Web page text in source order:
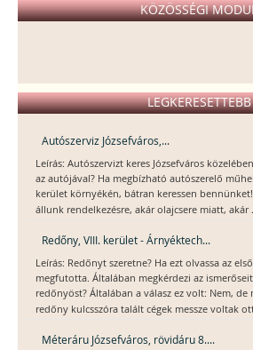
KÖZÖSSÉGI
LEGKERESETTEBB
Autószerviz Józsefváros,...
Leírás: Autószervizt keres Józsefváros
az autójával? Ha megbízható autószerelő
kerület környékén, bátran keressen
állunk rendelkezésre, akár olajcsere miatt, akár
Redőny, VIII. kerület - Árnyéktech...
Leírás: Redőnyt szeretne? Ha ezt olvassa az
megfutotta. Általában megkérdezi az
redőnyöst? Általában a válasz ez volt: Nem, de
redőny kulcsszóra talált cégek messze voltak
Méteráru Józsefváros, rövidáru 8....